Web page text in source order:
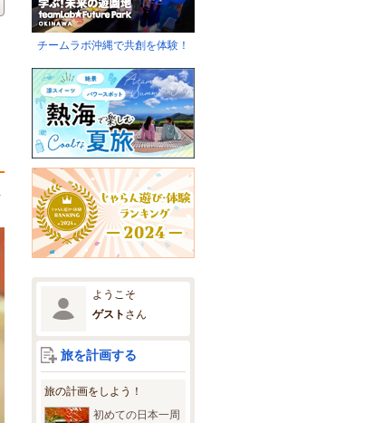
チームラボ沖縄で共創を体験！
ようこそ
ゲスト さん
旅を計画する
旅の計画をしよう！
初めての日本一周